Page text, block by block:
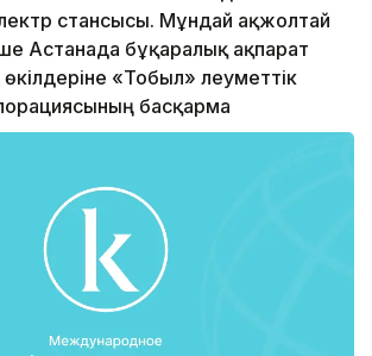
стансысы. Мұндай ақжолтай
Астанада бұқаралық ақпарат
«Тобыл» әлеуметтік
басқарма